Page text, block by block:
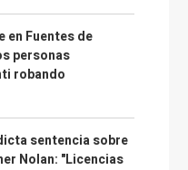
en Fuentes de
personas
robando
sentencia sobre
Nolan: "Licencias